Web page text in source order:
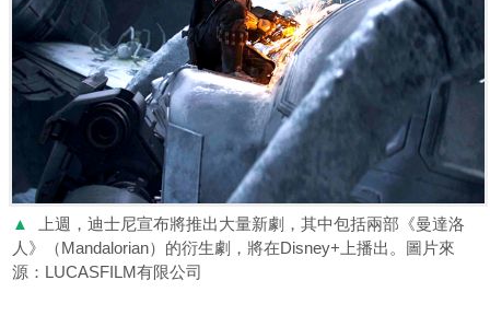
▲
上週，迪士尼宣布將推出大量新劇，其中包括兩部《曼達洛
人》（Mandalorian）的衍生劇，將在Disney+上播出。圖片來
源：LUCASFILM有限公司